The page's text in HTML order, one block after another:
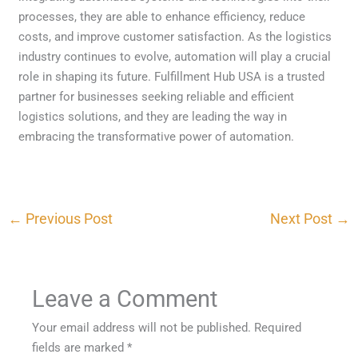
processes, they are able to enhance efficiency, reduce
costs, and improve customer satisfaction. As the logistics
industry continues to evolve, automation will play a crucial
role in shaping its future. Fulfillment Hub USA is a trusted
partner for businesses seeking reliable and efficient
logistics solutions, and they are leading the way in
embracing the transformative power of automation.
← Previous Post Next Post →
Leave a Comment
Your email address will not be published. Required
fields are marked*